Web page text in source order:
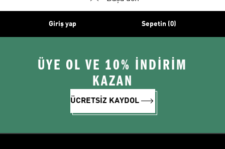
Giriş yap Sepetin (0)
ÜYE OL VE 10% İNDİRİM
KAZAN
ÜCRETSİZ KAYDOL